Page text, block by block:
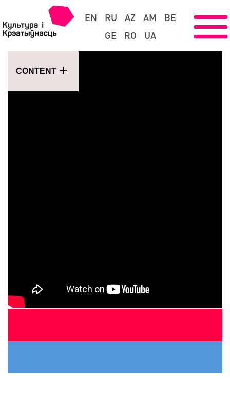
EN RU AZ AM
BE
GE
RO UA
CONTENT